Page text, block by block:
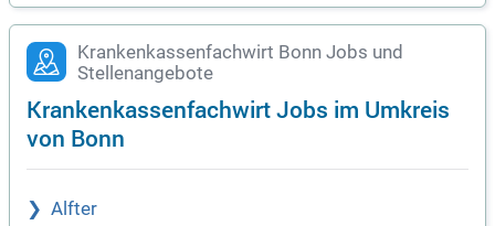
Krankenkassenfachwirt Bonn Jobs und
Stellenangebote
Krankenkassenfachwirt Jobs im Umkreis
von Bonn
Alfter